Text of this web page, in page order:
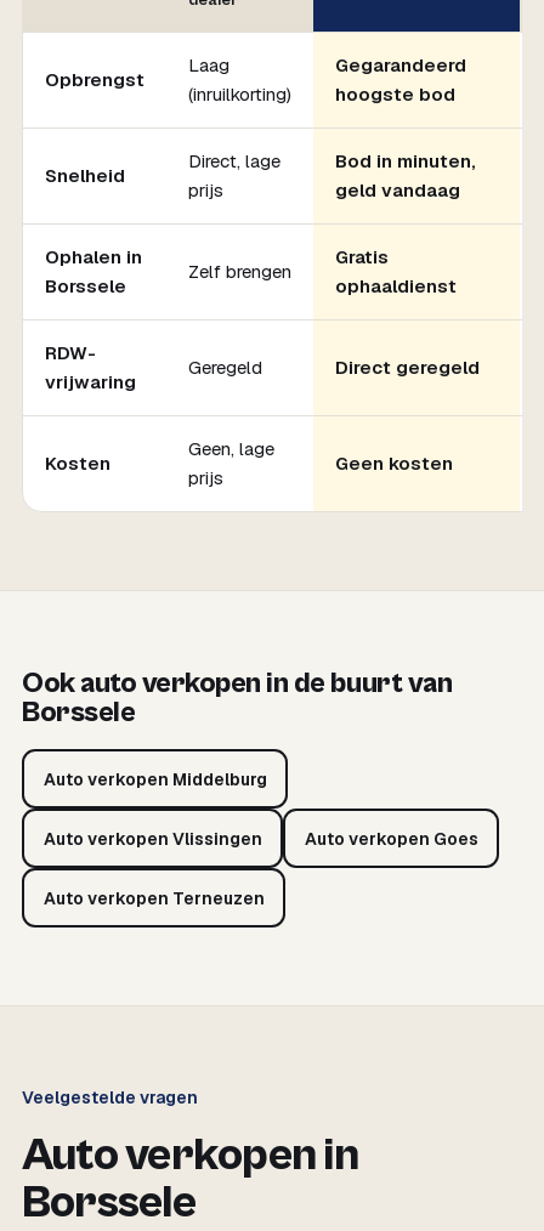
Opbrengst
Laag
(inruilkorting)
Gegarandeerd
hoogste bod
Snelheid
Direct, lage
prijs
Bod in minuten,
geld vandaag
Ophalen in
Borssele
Zelf brengen
Gratis
ophaaldienst
RDW-
vrijwaring
Geregeld Direct geregeld
Kosten
Geen, lage
prijs
Geen kosten
Ook auto verkopen in de buurt van
Borssele
Auto verkopen Middelburg
Auto verkopen Vlissingen Auto verkopen Goes
Auto verkopen Terneuzen
Veelgestelde vragen
Auto verkopen in
Borssele